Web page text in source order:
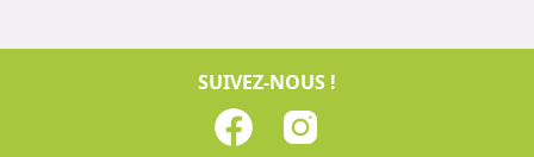
SUIVEZ-NOUS !